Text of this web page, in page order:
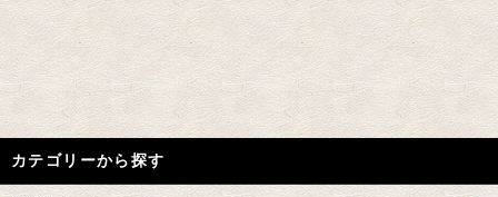
カテゴリーから探す